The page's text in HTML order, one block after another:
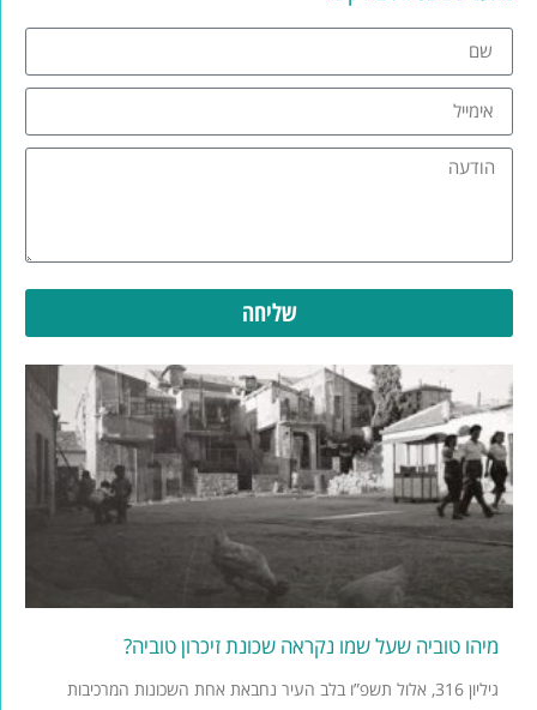
שליחה
מיהו טוביה שעל שמו נקראה שכונת זיכרון טוביה?
גיליון 316, אלול תשפ”ו בלב העיר נחבאת אחת השכונות המרכיבות